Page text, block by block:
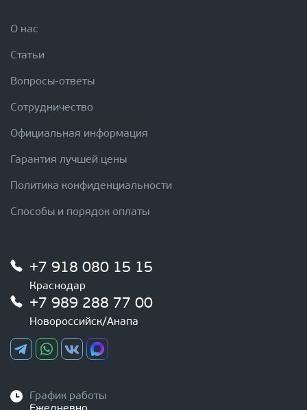
О нас
Статьи
Вопросы-ответы
Сотрудничество
Официальная информация
Гарантия лучшей цены
Политика конфиденциальности
Способы и порядок оплаты
+7 918 080 15 15
Краснодар
+7 989 288 77 00
Новороссийск/Анапа
График работы